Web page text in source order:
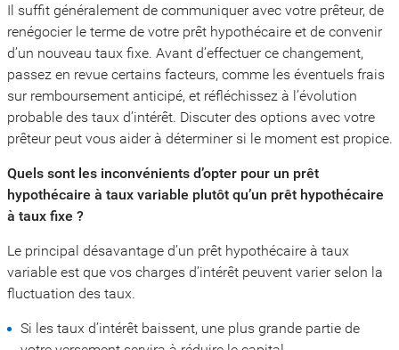
Il suffit généralement de communiquer avec votre prêteur, de
renégocier le terme de votre prêt hypothécaire et de convenir
d’un nouveau taux fixe. Avant d’effectuer ce changement,
passez en revue certains facteurs, comme les éventuels frais
sur remboursement anticipé, et réfléchissez à l’évolution
probable des taux d’intérêt. Discuter des options avec votre
prêteur peut vous aider à déterminer si le moment est propice.
Quels sont les inconvénients d’opter pour un prêt
hypothécaire à taux variable plutôt qu’un prêt hypothécaire
à taux fixe ?
Le principal désavantage d’un prêt hypothécaire à taux
variable est que vos charges d’intérêt peuvent varier selon la
fluctuation des taux.
Si les taux d’intérêt baissent, une plus grande partie de